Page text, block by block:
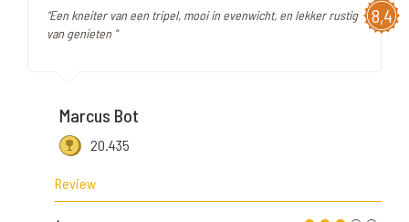
8,4
"Een kneiter van een tripel, mooi in evenwicht, en lekker rustig
van genieten "
Marcus Bot
20.435
Review